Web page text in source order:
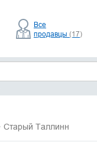
Все
продавцы (17)
Старый Таллинн